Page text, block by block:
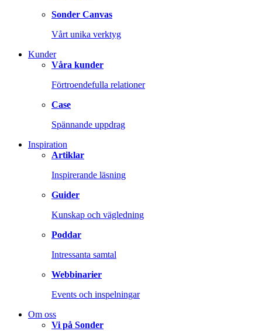
Sonder Canvas
Vårt unika verktyg
Kunder
Våra kunder
Förtroendefulla relationer
Case
Spännande uppdrag
Inspiration
Artiklar
Inspirerande läsning
Guider
Kunskap och vägledning
Poddar
Intressanta samtal
Webbinarier
Events och inspelningar
Om oss
Vi på Sonder